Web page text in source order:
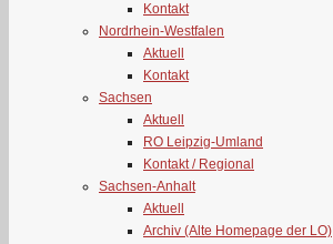
Kontakt
Nordrhein-Westfalen
Aktuell
Kontakt
Sachsen
Aktuell
RO Leipzig-Umland
Kontakt / Regional
Sachsen-Anhalt
Aktuell
Archiv (Alte Homepage der LO)